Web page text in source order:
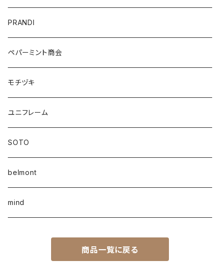
PRANDI
ペパーミント商会
モチヅキ
ユニフレーム
SOTO
belmont
mind
商品一覧に戻る